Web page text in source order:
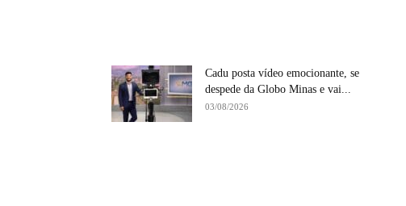
Cadu posta vídeo emocionante, se
despede da Globo Minas e vai...
03/08/2026